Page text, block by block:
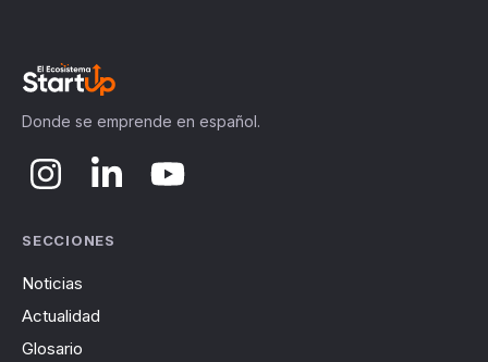
Donde se emprende en español.
SECCIONES
Noticias
Actualidad
Glosario